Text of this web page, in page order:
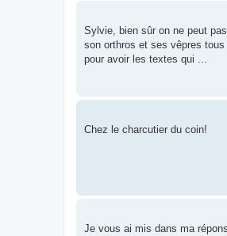
Sylvie, bien sûr on ne peut
son orthros et ses vêpres
pour avoir les textes qui ...
Chez le charcutier du coin!
Je vous ai mis dans ma